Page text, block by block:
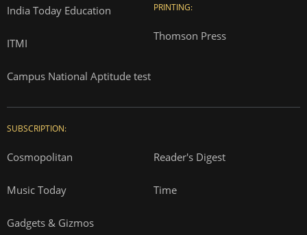
India Today Education
ITMI
Campus National Aptitude test
PRINTING:
Thomson Press
SUBSCRIPTION:
Cosmopolitan Reader's Digest
Music Today Time
Gadgets & Gizmos